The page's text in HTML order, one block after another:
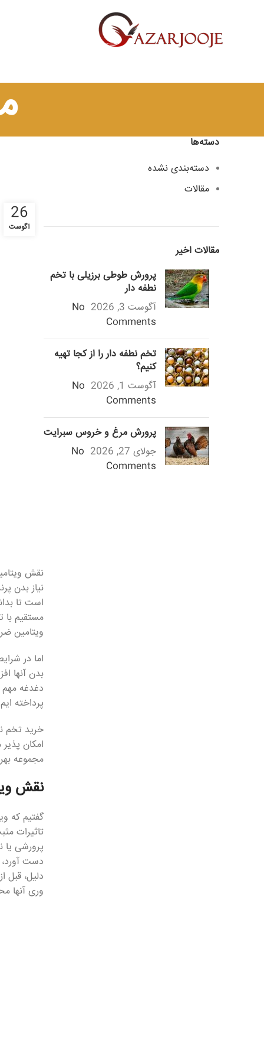
26
آگوست
نقش
نیاز بدن
است تا
مستقیم با
ویتامین
اما در
بدن آنها
دغدغه مهم
پرداخته
خرید تخم
امکان
مجموعه
نقش
گفتیم که
تاثیرات
پرورشی یا
دست آورد،
دلیل، قبل
وری آنها
دسته‌ها
دسته‌بندی نشده
مقالات
مقالات اخیر
پرورش طوطی برزیلی با تخم
نطفه دار
آگوست 3, 2026
No
Comments
تخم نطفه دار را از کجا تهیه
کنیم؟
آگوست 1, 2026
No
Comments
پرورش مرغ و خروس سبرایت
جولای 27, 2026
No
Comments